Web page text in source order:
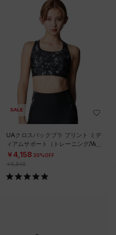
SALE
UAクロスバックブラ プリント ミデ
ィアムサポート（トレーニング/WO
MEN）
￥4,158 30%OFF
￥5,940